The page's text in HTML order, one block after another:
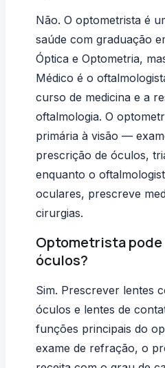
Não. O optometrista é
saúde com graduação
Óptica e Optometria,
Médico é o
curso de medicina e a
oftalmologia. O
primária à visão —
prescrição de óculos,
enquanto o
oculares, prescreve
cirurgias.
Optometrista
óculos?
Sim. Prescrever lentes
óculos e lentes de
funções principais do
exame de refração, o